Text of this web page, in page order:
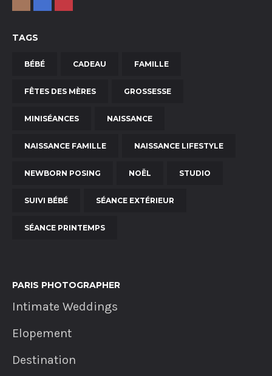
TAGS
BÉBÉ CADEAU FAMILLE
FÊTES DES MÈRES GROSSESSE
MINISÉANCES NAISSANCE
NAISSANCE FAMILLE NAISSANCE LIFESTYLE
NEWBORN POSING NOËL STUDIO
SUIVI BÉBÉ SÉANCE EXTÉRIEUR
SÉANCE PRINTEMPS
PARIS PHOTOGRAPHER
Intimate Weddings
Elopement
Destination